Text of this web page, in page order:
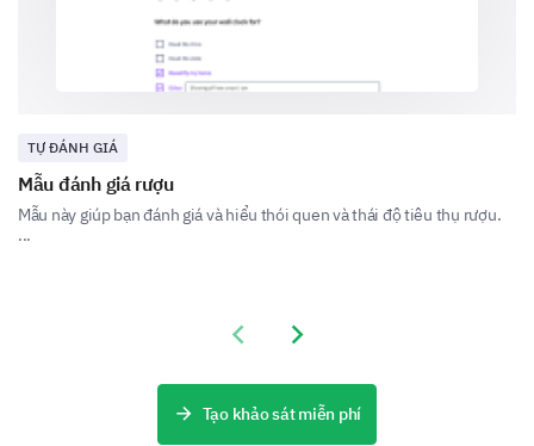
Bạn có biết về chính sách của công ty chúng tôi
liên quan đến việc tiêu thụ rượu trong giờ làm
việc hoặc tại các sự kiện của công ty không?
Có
Những khía cạnh nào trong chính sách rượu của
TỰ ĐÁNH GIÁ
Mẫu đánh giá rượu
Mẫu này giúp bạn đánh giá và hiểu thói quen và thái độ tiêu thụ rượu.
...
Previous slide
Next slide
Tạo khảo sát miễn phí